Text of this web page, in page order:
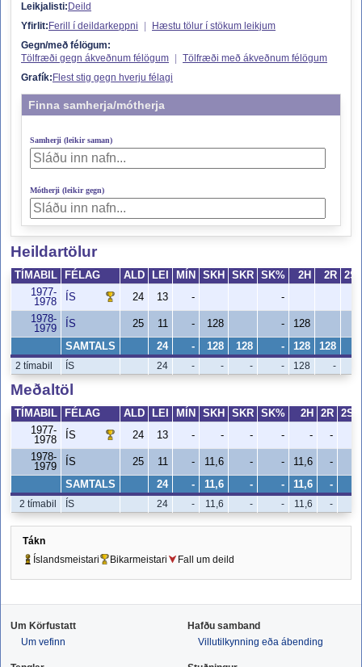
Leikjalisti: Deild
Yfirlit: Ferill í deildarkeppni
Hæstu tölur í stökum leikjum
Gegn/með félögum:
Tölfræði gegn ákveðnum félögum
Tölfræði með ákveðnum félögum
Grafík: Flest stig gegn hverju félagi
Finna samherja/mótherja
Samherji (leikir saman)
Mótherji (leikir gegn)
Heildartölur
TÍMABIL FÉLAG ALD LEI MÍN SKH SKR SK% 2H 2R
1977-
1978
ÍS 24 13 -
-
1978-
1979
ÍS 25 11 - 128 - 128
SAMTALS 24 - 128 128 - 128 128
2 tímabil ÍS 24 - - - - 128 -
Meðaltöl
TÍMABIL FÉLAG ALD LEI MÍN SKH SKR SK% 2H 2R
1977-
1978
ÍS 24 13 - - - - - -
1978-
1979
ÍS 25 11 - 11,6 - - 11,6 -
SAMTALS 24 - 11,6 - - 11,6 -
2 tímabil ÍS 24 - 11,6 - - 11,6 -
Tákn
Íslandsmeistari
Bikarmeistari Fall um deild
Um Körfustatt
Um vefinn
Hafðu samband
Villutilkynning eða ábending